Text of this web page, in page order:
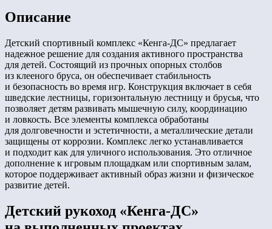
Описание
Детский спортивный комплекс «Кенга-ДС» предлагает
надежное решение для создания активного пространства
для детей. Состоящий из прочных опорных столбов
из клееного бруса, он обеспечивает стабильность
и безопасность во время игр. Конструкция включает в себя
шведские лестницы, горизонтальную лестницу и брусья, что
позволяет детям развивать мышечную силу, координацию
и ловкость. Все элементы комплекса обработаны
для долговечности и эстетичности, а металлические детали
защищены от коррозии. Комплекс легко устанавливается
и подходит как для уличного использования. Это отличное
дополнение к игровым площадкам или спортивным залам,
которое поддерживает активный образ жизни и физическое
развитие детей.
Детский рукоход «Кенга-ДС»